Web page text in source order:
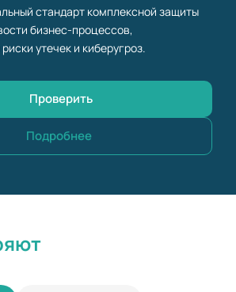
стандарт комплексной защиты
бизнес-процессов,
утечек и киберугроз.
Проверить
Подробнее